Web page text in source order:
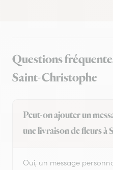
Questions
Saint-Christophe
Peut-on ajouter un
une livraison de fleurs à
Oui, un message